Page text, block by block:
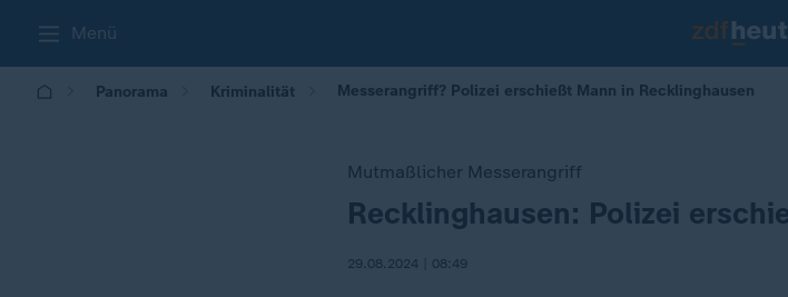
Menü
Panorama Kriminalität Messerangriff? Polizei erschießt Mann in Recklinghausen
Mutmaßlicher Messerangriff
:Recklinghausen: Polizei
29.08.2024 | 08:49